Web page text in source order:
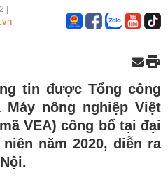
tin được Tổng công
nông nghiệp Việt
VEA) công bố tại đại
năm 2020, diễn ra